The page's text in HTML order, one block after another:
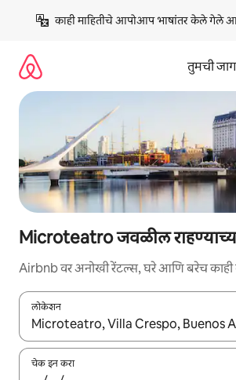
काही माहितीचे आपोआप भाषांतर केले गेले
तुमची
Microteatro जवळील
Airbnb वर अनोखी रेंटल्स, घरे आणि बरेच
लोकेशन
जेव्हा परिणाम उपलब्ध असतील, तेव्हा वरच्या आणि
चेक इन करा